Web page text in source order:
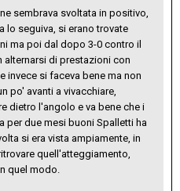
sembrava svoltata in positivo,
lo seguiva, si erano trovate
ma poi dal dopo 3-0 contro il
alternarsi di prestazioni con
invece si faceva bene ma non
po' avanti a vivacchiare,
dietro l'angolo e va bene che i
per due mesi buoni Spalletti ha
si era vista ampiamente, in
quell'atteggiamento,
quel modo.